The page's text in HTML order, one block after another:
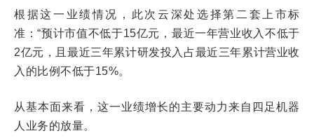
根据这一业绩情况，此次云深处选择第二套上市标
准：“预计市值不低于15亿元，最近一年营业收入不低于
2亿元，且最近三年累计研发投入占最近三年累计营业收
入的比例不低于15%。
从基本面来看，这一业绩增长的主要动力来自四足机器
人业务的放量。